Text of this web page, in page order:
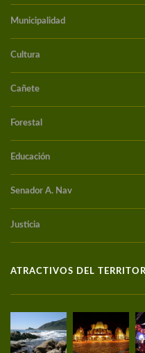
Municipalidad
Cultura
Cañete
Forestal
Educación
Senador A. Nav
Justicia
ATRACTIVOS DEL